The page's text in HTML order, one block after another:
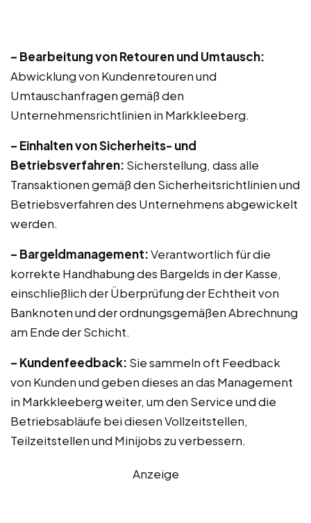
– Bearbeitung von Retouren und Umtausch:
Abwicklung von Kundenretouren und
Umtauschanfragen gemäß den
Unternehmensrichtlinien in Markkleeberg.
– Einhalten von Sicherheits- und
Betriebsverfahren: Sicherstellung, dass alle
Transaktionen gemäß den Sicherheitsrichtlinien und
Betriebsverfahren des Unternehmens abgewickelt
werden.
– Bargeldmanagement:Verantwortlich für die
korrekte Handhabung des Bargelds in der Kasse,
einschließlich der Überprüfung der Echtheit von
Banknoten und der ordnungsgemäßen Abrechnung
am Ende der Schicht.
– Kundenfeedback: Sie sammeln oft Feedback
von Kunden und geben dieses an das Management
in Markkleeberg weiter, um den Service und die
Betriebsabläufe bei diesen Vollzeitstellen,
Teilzeitstellen und Minijobs zu verbessern.
Anzeige